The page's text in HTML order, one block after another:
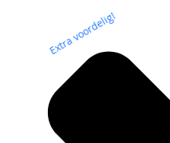
Extra voordelig!